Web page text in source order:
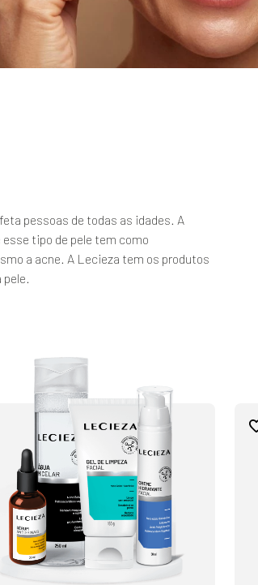
pessoas de todas as idades. A
tipo de pele tem como
a acne. A Lecieza tem os produtos
pele.